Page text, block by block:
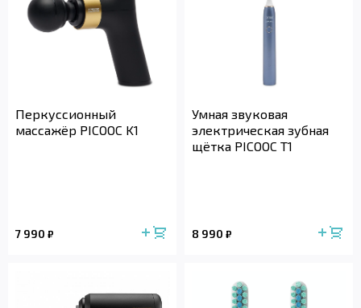
Перкуссионный
массажёр PICOOC K1
7 990 ₽
Умная звуковая
электрическая зубная
щётка PICOOC T1
8 990 ₽